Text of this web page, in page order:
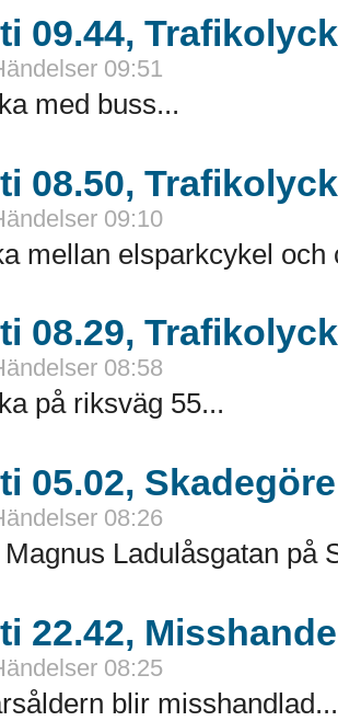
09.44,
09:51
med buss...
08.50,
09:10
mellan elsparkcykel och
08.29,
08:58
på riksväg 55...
05.02,
08:26
Ladulåsgatan på
22.42,
08:25
blir misshandlad...